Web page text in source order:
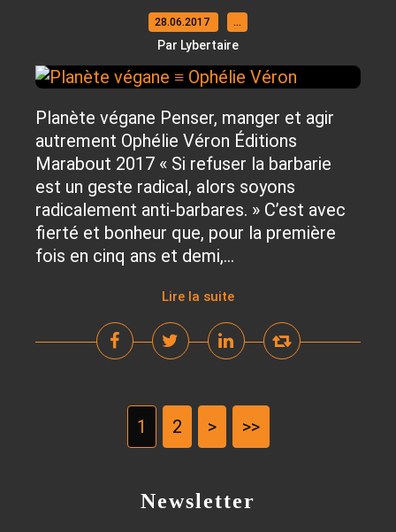
28.06.2017 …
Par Lybertaire
Planète végane Penser, manger et agir
autrement Ophélie Véron Éditions
Marabout 2017 « Si refuser la barbarie
est un geste radical, alors soyons
radicalement anti-barbares. » C’est avec
fierté et bonheur que, pour la première
fois en cinq ans et demi,...
Lire la suite
1 2 > >>
Newsletter